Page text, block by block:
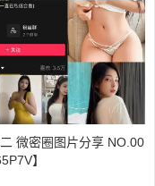
微密圈图片分享 NO.00
】